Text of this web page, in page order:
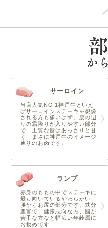
サーロイン
当店人気NO.1神戸牛といえ
ばサーロインステーキを想像
される方も多いはず。腰の辺
りの霜降りが入りやすい部分
で、上質な脂はあっさりと甘
く、まさに神戸牛のイメージ
通りのお肉です。
ランプ
赤身のももの中でステーキに
最も向いているやわらかい、
腰からお尻の部分です。鉄分
豊富で、健康志向な方、脂が
苦手な方など幅広い年齢層に
お勧めです